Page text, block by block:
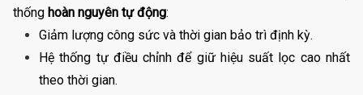
thống hoàn nguyên tự động:
Giảm lượng công sức và thời gian bảo trì định kỳ.
Hệ thống tự điều chỉnh để giữ hiệu suất lọc cao nhất
theo thời gian.